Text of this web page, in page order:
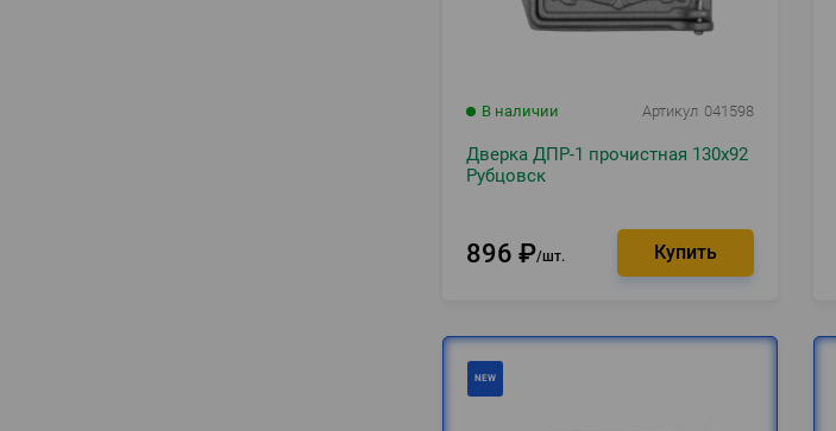
В наличии Артикул 041598
Дверка ДПР-1 прочистная 130х92
Рубцовск
896 ₽ шт.